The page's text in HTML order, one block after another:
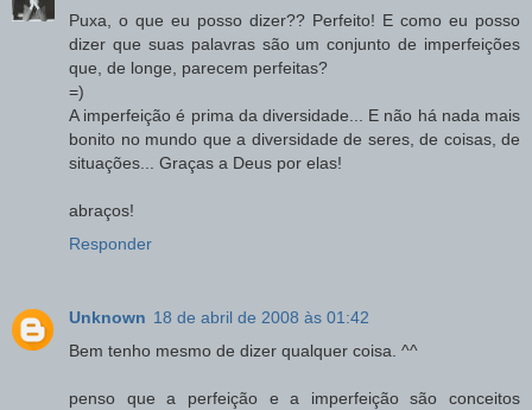
Puxa, o que eu posso dizer?? Perfeito! E como eu posso
dizer que suas palavras são um conjunto de imperfeições
que, de longe, parecem perfeitas?
=)
A imperfeição é prima da diversidade... E não há nada mais
bonito no mundo que a diversidade de seres, de coisas, de
situações... Graças a Deus por elas!
abraços!
Responder
Unknown 18 de abril de 2008 às 01:42
Bem tenho mesmo de dizer qualquer coisa. ^^
penso que a perfeição e a imperfeição são conceitos